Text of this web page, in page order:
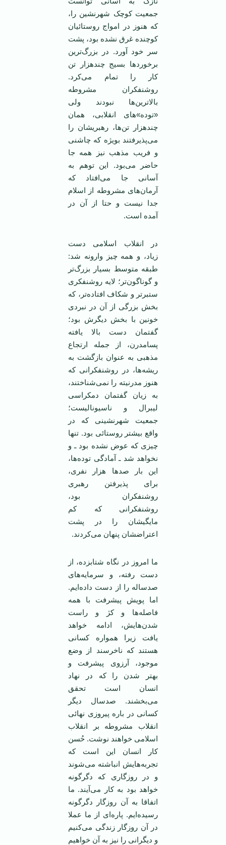
جمعیت کوچک شهرنشین را،
که هنوز در امواج روستائیان
کوچنده غرق نشده بود، پشت
سر خود آورد. در بزرگ‌ترین
برخورد‌ها بسیج چندهزار تن
کار را تمام می‌کرد.
روشنفکران مشروطه
بالاترین‌ها نبودند ولی
«توده»‌های انقلابی،‌‌ همان
چندهزار تن‌ها، رهبریشان را
می‌پذیرفتند بویژه که چاشنی
و فریب مذهب نیز همه جا
حاضر می‌بود. این توهم به
آسانی جا می‌افتاد که
آرمان‌های مشروطه از اسلام
جدا نیست و حتا از آن در
آمده است.
در انقلاب اسلامی ‌دست
زیاد، و همه چیز وارونه شد:
طبقه متوسط بسیار بزرگ‌تر
و گوناگون‌تر؛ لایه روشنفکری
ستبر‌تر و شکاف افتاده‌تر، که
بخش بزرگی از آن در نبردی
خونین با بخش دیگرش بود؛
گفتمان دست بالا یافته
پسامدرن، از جمله ارتجاع
مذهبی به عنوان بازگشت به
ریشه‌ها، در روشنفکرانی که
هنوز مدرنیته را نمی‌شناختند،
به زیان گفتمان دمکراسی
لیبرال و ناسیونالیست؛
جمعیت شهرنشینی که در
واقع بیشتر روستائی بود. تنها
چیزی که عوض نشده بود ـ و
نخواهد شد ـ آمادگی توده‌ها،
این بار صد‌ها هزار نفری،
برای پذیرفتن رهبری
روشنفکران بود،
روشنفکرانی که کم
مایگیشان را در پشت
اعتراضشان پنهان می‌کردند.
ما امروز در نگاه شتابزده، از
دست رفته، و سرمایه‌های
صدساله را از دست داده‌ایم.
اما پویش پیشرفت با همه
فاصله‌ها و کژ و راست
شدن‌هایش، ادامه خواهد
یافت زیرا همواره کسانی
هستند که ناخرسند از وضع
موجود، آرزوی پیشرفت و
بهتر شدن را که در نهاد
انسان است تحقق
می‌بخشند. صدسال دیگر
کسانی در باره پیروزی نهائی
انقلاب مشروطه بر انقلاب
اسلامی‌ خواهند نوشت. حُسن
کار انسان این است که
تجربه‌هایش انباشته می‌شوند
و در روزگاری که دگرگونه
خواهد بود به کار می‌آیند. ما
اتفاقا به آن روزگار دگرگونه
رسیده‌ایم. پاره‌ای از ما عملا
در آن روزگار زندگی می‌کنیم
و دیگرانی را نیز به آن خواهیم